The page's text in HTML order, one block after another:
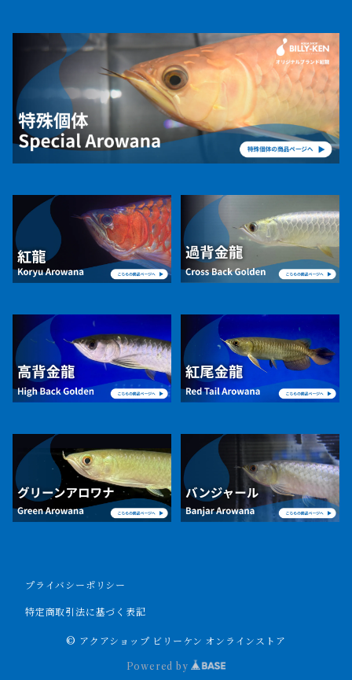
プライバシーポリシー
特定商取引法に基づく表記
© アクアショップ ビリーケン オンラインストア
Powered by